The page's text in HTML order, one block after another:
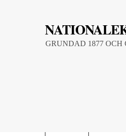
GRUNDAD 1877 OCH